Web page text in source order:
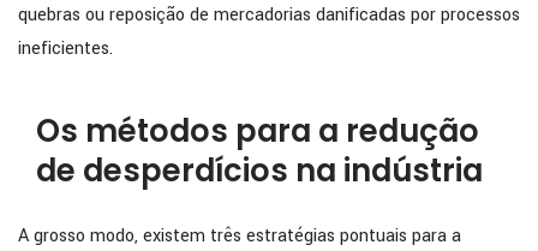
quebras ou reposição de mercadorias danificadas por processos
ineficientes.
Os métodos para a redução
de desperdícios na indústria
A grosso modo, existem três estratégias pontuais para a